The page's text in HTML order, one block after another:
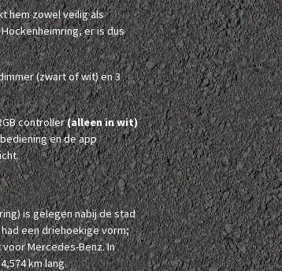
hem zowel veilig als
er is dus
(zwart of wit) en 3
controller(alleen in wit)
en de app
is gelegen nabij de stad
een driehoekige vorm;
Mercedes-Benz. In
km lang.